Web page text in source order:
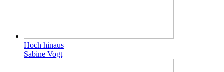
Hoch hinaus
Sabine Vogt